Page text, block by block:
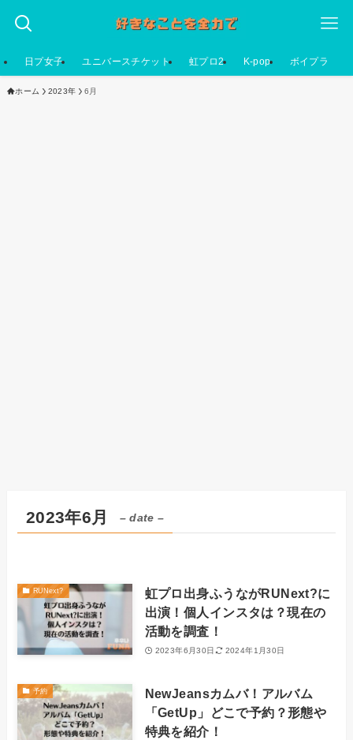
日プ女子 ユニバースチケット 虹プロ2 K-pop ボイプラ
ホーム 2023年 6月
2023年6月 – date –
RUNext?
虹プロ出身ふうながRUNext?に
出演！個人インスタは？現在の
活動を調査！
2023年6月30日 2024年1月30日
予約
NewJeansカムバ！アルバム
「GetUp」どこで予約？形態や
特典を紹介！